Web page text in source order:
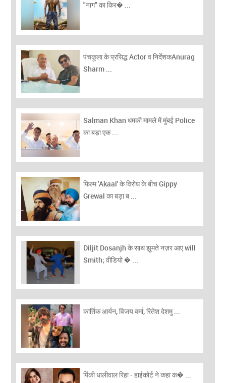
"नाग" का किर� ...
पंचकूला के प्रसिद्ध Actor व निर्देशकAnurag
Sharm ...
Salman Khan धमकी मामले में मुंबई Police
का बड़ा एक ...
फिल्म 'Akaal' के विरोध के बीच Gippy
Grewal का बड़ा ब ...
Diljit Dosanjh के साथ झूमते नज़र आए will
Smith; वीडियो � ...
कार्तिक आर्यन, विजय वर्मा, रितेश देशमु ...
पिंकी धालीवाल रिहा - हाईकोर्ट ने कहा क� ...